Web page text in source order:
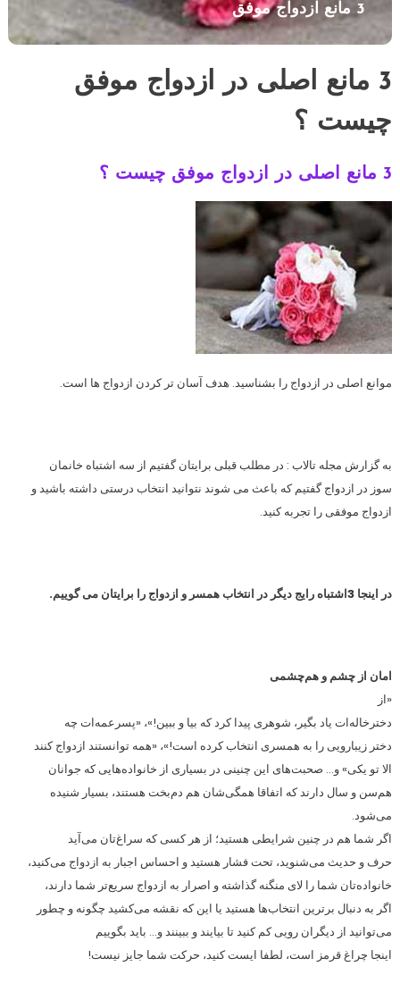
3 مانع ازدواج موفق
3 مانع اصلی در ازدواج موفق
چیست ؟
3 مانع اصلی در ازدواج موفق چیست ؟
موانع اصلی در ازدواج را بشناسید. هدف آسان تر کردن ازدواج ها است.
به گزارش مجله تالاب : در مطلب قبلی برایتان گفتیم از سه اشتباه خانمان
سوز در ازدواج گفتیم که باعث می شوند نتوانید انتخاب درستی داشته باشید و
ازدواج موفقی را تجربه کنید.
در اینجا 3اشتباه رایج دیگر در انتخاب همسر و ازدواج را برایتان می گوییم.
امان از چشم و هم‌چشمی
«از
دخترخاله‌ات یاد بگیر، شوهری پیدا کرد که بیا و ببین!»، «پسرعمه‌ات چه
دختر زیبارویی را به همسری انتخاب کرده است!»، «همه توانستند ازدواج کنند
الا تو یکی» و… صحبت‌های این چنینی در بسیاری از خانواده‌هایی که جوانان
هم‌سن و سال دارند که اتفاقا همگی‌شان هم دم‌بخت هستند، بسیار شنیده
می‌شود.
اگر شما هم در چنین شرایطی هستید؛ از هر کسی که سراغ‌تان می‌آید
حرف و حدیث می‌شنوید، تحت فشار هستید و احساس اجبار به ازدواج می‌کنید،
خانواده‌تان شما را لای منگنه گذاشته و اصرار به ازدواج سریع‌تر شما دارند،
اگر به دنبال برترین انتخاب‌ها هستید یا این که نقشه می‌کشید چگونه و چطور
می‌توانید از دیگران رویی کم کنید تا بیایند و ببینند و… باید بگوییم
اینجا چراغ قرمز است، لطفا ایست کنید، حرکت شما جایز نیست!